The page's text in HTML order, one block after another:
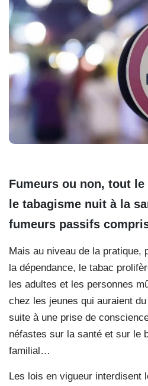
Fumeurs ou non, tout
le tabagisme nuit à la
fumeurs passifs
Mais au niveau de la pratique,
la dépendance, le tabac
les adultes et les personnes
chez les jeunes qui auraient
suite à une prise de
néfastes sur la santé et sur le
familial…
Les lois en vigueur interdisent